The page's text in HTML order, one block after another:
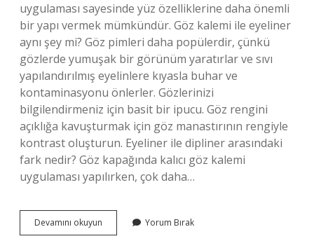
uygulaması sayesinde yüz özelliklerine daha önemli
bir yapı vermek mümkündür. Göz kalemi ile eyeliner
aynı şey mi? Göz pimleri daha popülerdir, çünkü
gözlerde yumuşak bir görünüm yaratırlar ve sıvı
yapılandırılmış eyelinlere kıyasla buhar ve
kontaminasyonu önlerler. Gözlerinizi
bilgilendirmeniz için basit bir ipucu. Göz rengini
açıklığa kavuşturmak için göz manastırının rengiyle
kontrast oluşturun. Eyeliner ile dipliner arasındaki
fark nedir? Göz kapağında kalıcı göz kalemi
uygulaması yapılırken, çok daha…
Devamını okuyun
Neden
Yorum Bırak